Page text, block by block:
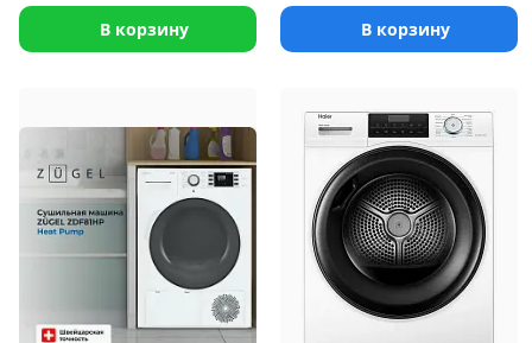
В корзину В корзину